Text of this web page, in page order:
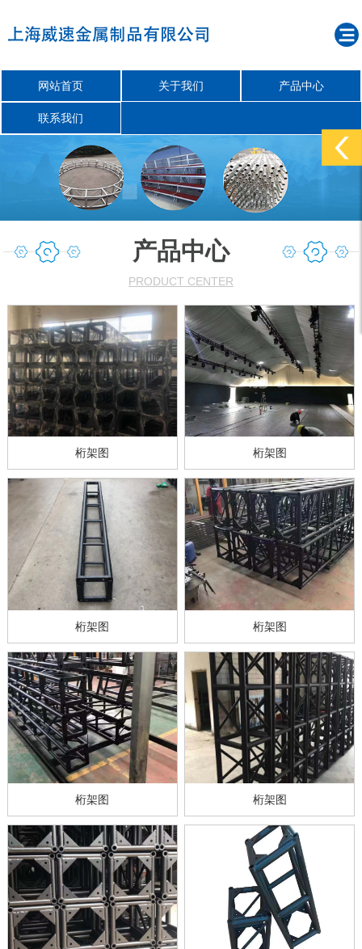
网站首页 关于我们 产品中心
联系我们
产品中心
PRODUCT CENTER
桁架图 桁架图
桁架图 桁架图
桁架图 桁架图